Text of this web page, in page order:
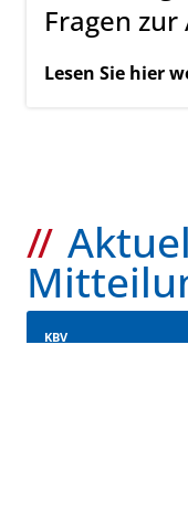
Fragen
Lesen Sie hier
KBV